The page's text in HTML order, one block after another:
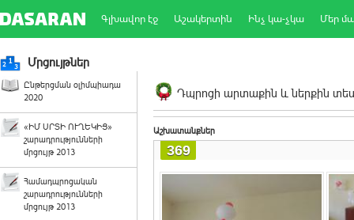
Գլխավոր էջ Աշակերտին Ինչ կա-չկա Մեր
Մրցույթներ
Ընթերցման օլիմպիադա
2020
«ԻՄ ՍՐՏԻ ՈՒՂԵԿԻՑ»
շարադրությունների
մրցույթ 2013
Համադպրոցական
շարադրությունների
մրցույթ 2013
Դպրոցի արտաքին և ներքին
Աշխատանքներ
369